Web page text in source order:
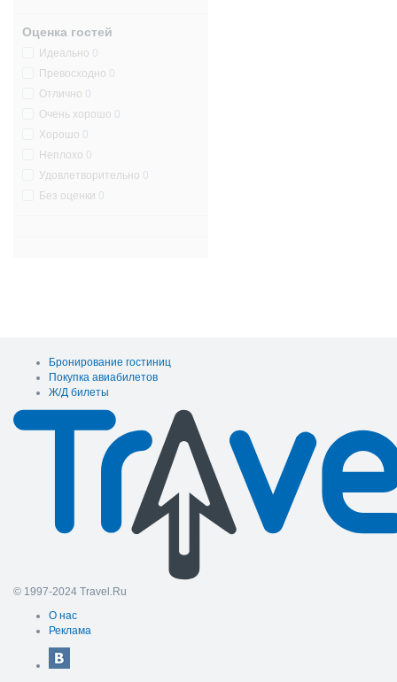
Оценка гостей
Идеально 0
Превосходно 0
Отлично 0
Очень хорошо 0
Хорошо 0
Неплохо 0
Удовлетворительно 0
Без оценки 0
Бронирование гостиниц
Покупка авиабилетов
Ж/Д билеты
© 1997-2024 Travel.Ru
О нас
Реклама